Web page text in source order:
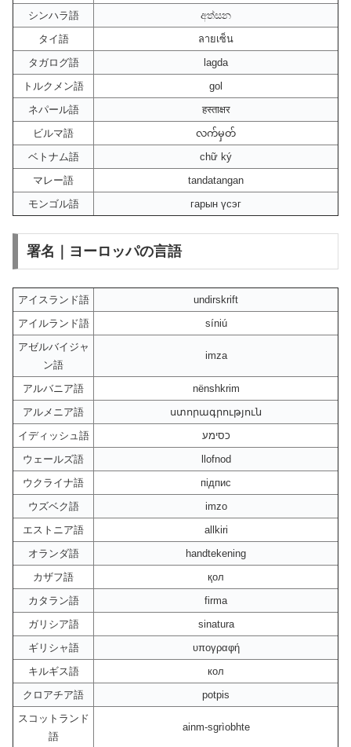
シンハラ語
අත්සන
タイ語
ลายเซ็น
タガログ語
lagda
トルクメン語
gol
ネパール語
हस्ताक्षर
ビルマ語
လက်မှတ်
ベトナム語
chữ ký
マレー語
tandatangan
モンゴル語
гарын үсэг
署名｜ヨーロッパの言語
アイスランド語
undirskrift
アイルランド語
síniú
アゼルバイジャ
ン語
imza
アルバニア語
nënshkrim
アルメニア語
ստորագրություն
イディッシュ語
כסימע
ウェールズ語
llofnod
ウクライナ語
підпис
ウズベク語
imzo
エストニア語
allkiri
オランダ語
handtekening
カザフ語
қол
カタラン語
firma
ガリシア語
sinatura
ギリシャ語
υπογραφή
キルギス語
кол
クロアチア語
potpis
スコットランド
語
ainm-sgrìobhte